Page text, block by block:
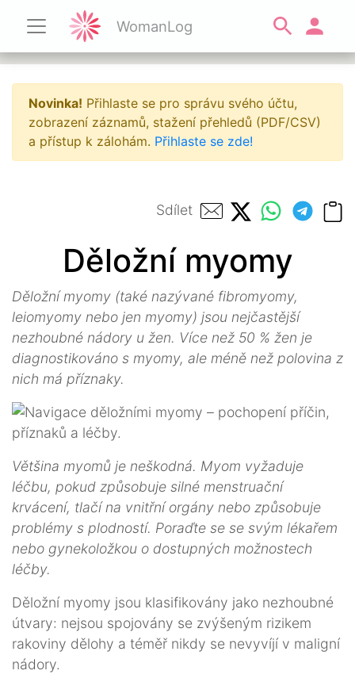
WomanLog
Novinka! Přihlaste se pro správu svého účtu,
zobrazení záznamů, stažení přehledů (PDF/CSV)
a přístup k zálohám. Přihlaste se zde!
Sdílet
Děložní myomy
Děložní myomy (také nazývané fibromyomy,
leiomyomy nebo jen myomy) jsou nejčastější
nezhoubné nádory u žen. Více než 50 % žen je
diagnostikováno s myomy, ale méně než polovina z
nich má příznaky.
Většina myomů je neškodná. Myom vyžaduje
léčbu, pokud způsobuje silné menstruační
krvácení, tlačí na vnitřní orgány nebo způsobuje
problémy s plodností. Poraďte se se svým lékařem
nebo gynekoložkou o dostupných možnostech
léčby.
Děložní myomy jsou klasifikovány jako nezhoubné
útvary: nejsou spojovány se zvýšeným rizikem
rakoviny dělohy a téměř nikdy se nevyvíjí v maligní
nádory.